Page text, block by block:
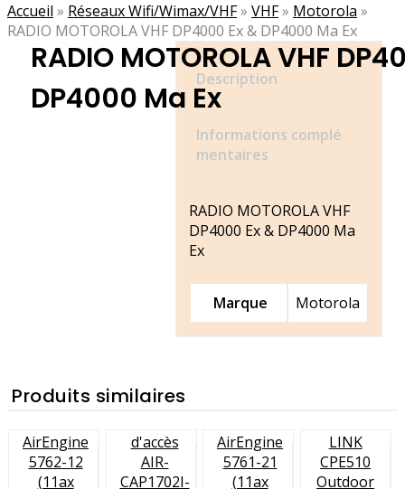
Accueil » Réseaux Wifi/Wimax/VHF» VHF» Motorola »
RADIO MOTOROLA VHF DP4000 Ex & DP4000 Ma Ex
RADIO MOTOROLA VHF
DP4000 Ma Ex
Description
Informations complé
mentaires
RADIO MOTOROLA VHF
DP4000 Ex & DP4000 Ma
Ex
Marque Motorola
Produits similaires